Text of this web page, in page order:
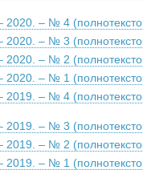
2020. – № 4
2020. – № 3
2020. – № 2
2020. – № 1
2019. – № 4
2019. – № 3
2019. – № 2
2019. – № 1